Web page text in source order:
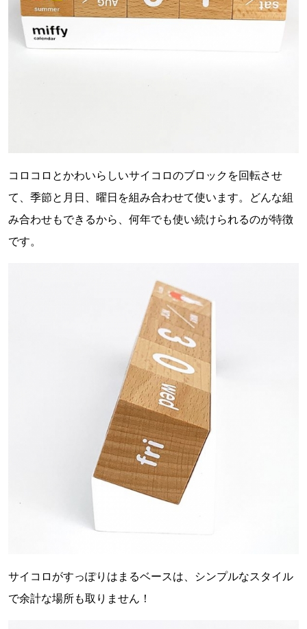
コロコロとかわいらしいサイコロのブロックを回転させ
て、季節と月日、曜日を組み合わせて使います。どんな組
み合わせもできるから、何年でも使い続けられるのが特徴
です。
サイコロがすっぽりはまるベースは、シンプルなスタイル
で余計な場所も取りません！